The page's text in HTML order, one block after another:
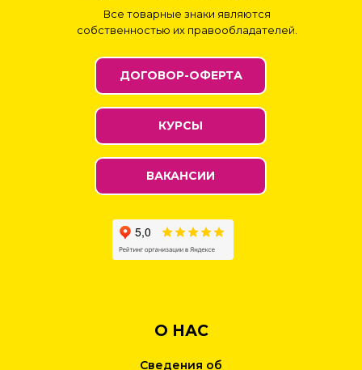
Все товарные знаки являются
собственностью их правообладателей.
О НАС
ВАКАНСИИ
КУРСЫ
Сведения об
ДОГОВОР-ОФЕРТА